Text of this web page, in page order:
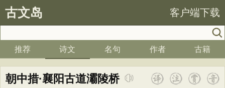
古文岛 客户端下载
推荐 诗文 名句 作者 古籍
朝中措·襄阳古道灞陵桥